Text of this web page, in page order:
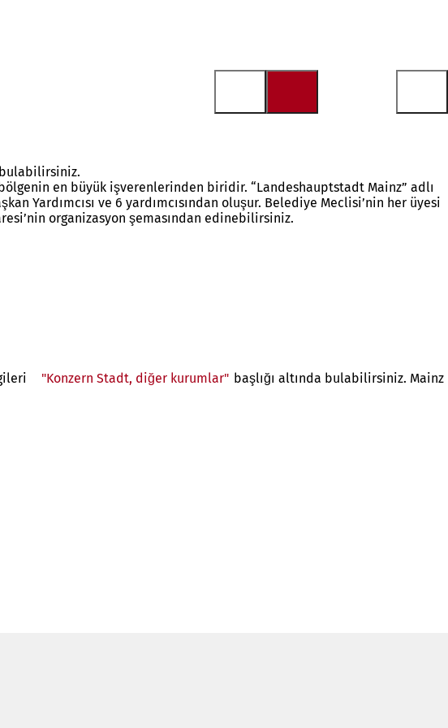
bulabilirsiniz.
en büyük işverenlerinden biridir. “Landeshauptstadt Mainz” adlı
Yardımcısı ve 6 yardımcısından oluşur. Belediye Meclisi’nin her üyesi
organizasyon şemasından edinebilirsiniz.
"Konzern Stadt, diğer kurumlar" başlığı altında bulabilirsiniz. Mainz